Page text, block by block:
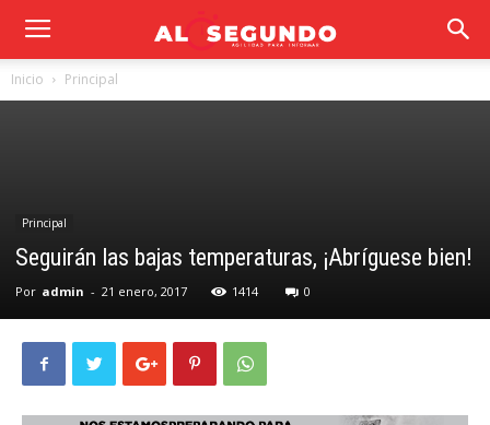
Inicio Principal
Principal
Seguirán las bajas temperaturas, ¡Abríguese bien!
Por admin - 21 enero, 2017 1414 0